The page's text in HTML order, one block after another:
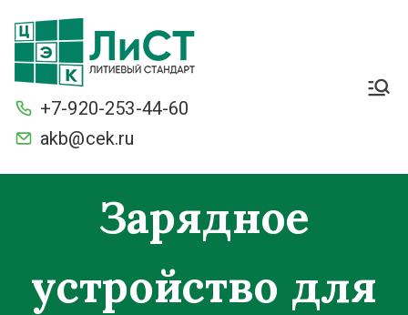
стартерные токи и ёмкость.
+7-920-253-44-60
akb@cek.ru
Зарядное
устройство для